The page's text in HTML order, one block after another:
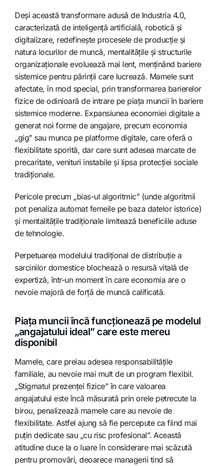
Deși această transformare adusă de Industria 4.0,
caracterizată de inteligență artificială, robotică și
digitalizare, redefinește procesele de producție și
natura locurilor de muncă, mentalitățile și structurile
organizaționale evoluează mai lent, menținând bariere
sistemice pentru părinții care lucrează. Mamele sunt
afectate, în mod special, prin transformarea barierelor
fizice de odinioară de intrare pe piața muncii în bariere
sistemice moderne. Expansiunea economiei digitale a
generat noi forme de angajare, precum economia
„gig” sau munca pe platforme digitale, care oferă o
flexibilitate sporită, dar care sunt adesea marcate de
precaritate, venituri instabile și lipsa protecției sociale
tradiționale.
Pericole precum „bias-ul algoritmic” (unde algoritmii
pot penaliza automat femeile pe baza datelor istorice)
și mentalitățile tradiționale limitează beneficiile aduse
de tehnologie.
Perpetuarea modelului tradițional de distribuție a
sarcinilor domestice blochează o resursă vitală de
expertiză, într-un moment în care economia are o
nevoie majoră de forță de muncă calificată.
Piața muncii încă funcționează pe modelul
„angajatului ideal” care este mereu
disponibil
Mamele, care preiau adesea responsabilitățile
familiale, au nevoie mai mult de un program flexibil.
„Stigmatul prezenței fizice” în care valoarea
angajatului este încă măsurată prin orele petrecute la
birou, penalizează mamele care au nevoie de
flexibilitate. Astfel ajung să fie percepute ca fiind mai
puțin dedicate sau „cu risc profesional”. Această
atitudine duce la o luare în considerare mai scăzută
pentru promovări, deoarece managerii tind să